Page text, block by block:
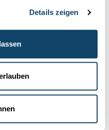
Details zeigen
brauten die Gallorömer bei
Rezept?